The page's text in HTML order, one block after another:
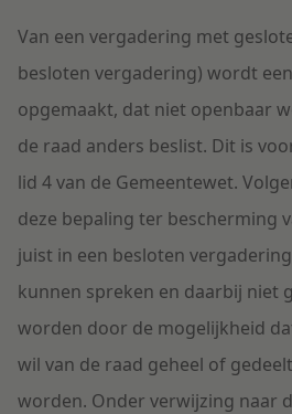
Van een vergadering met
besloten vergadering) wordt
opgemaakt, dat niet openbaar
de raad anders beslist. Dit is
lid 4 van de Gemeentewet.
deze bepaling ter bescherming
juist in een besloten
kunnen spreken en daarbij niet
worden door de mogelijkheid
wil van de raad geheel of
worden. Onder verwijzing naar